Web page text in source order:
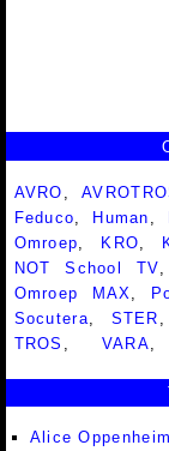
AVRO ,
Feduco
Human
Omroep
KRO
NOT School TV
Omroep MAX
Socutera
STER
TROS
VARA
Alice Oppenheim